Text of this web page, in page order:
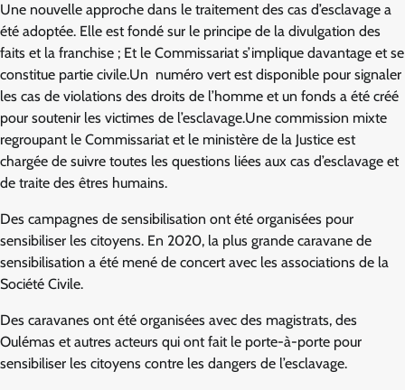
Une nouvelle approche dans le traitement des cas d’esclavage a
été adoptée. Elle est fondé sur le principe de la divulgation des
faits et la franchise ; Et le Commissariat s’implique davantage et se
constitue partie civile.Un numéro vert est disponible pour signaler
les cas de violations des droits de l’homme et un fonds a été créé
pour soutenir les victimes de l’esclavage.Une commission mixte
regroupant le Commissariat et le ministère de la Justice est
chargée de suivre toutes les questions liées aux cas d’esclavage et
de traite des êtres humains.
Des campagnes de sensibilisation ont été organisées pour
sensibiliser les citoyens. En 2020, la plus grande caravane de
sensibilisation a été mené de concert avec les associations de la
Société Civile.
Des caravanes ont été organisées avec des magistrats, des
Oulémas et autres acteurs qui ont fait le porte-à-porte pour
sensibiliser les citoyens contre les dangers de l’esclavage.